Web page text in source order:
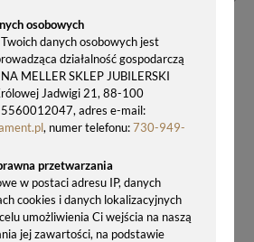
osobowych
danych osobowych jest
działalność gospodarczą
MELLER SKLEP JUBILERSKI
Jadwigi 21, 88-100
5560012047, adres e-mail:
, numer telefonu:730-949-
przetwarzania
w postaci adresu IP, danych
cookies i danych lokalizacyjnych
umożliwienia Ci wejścia na naszą
jej zawartości, na podstawie
3842,00 zł